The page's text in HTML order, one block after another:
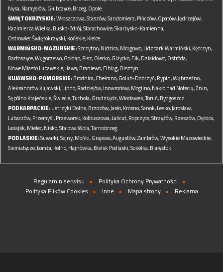
Nysa,Namysłów,Głubczyce,Brzeg,Opole.
ŚWIĘTOKRZYSKIE:Włoszczowa,Staszów,Sandomierz,Pińczów,Opatów,Jędrzejów,
Kazimierza Wielka,Busko-Zdrój,Starachowice,Skarżysko-Kamienna,
Ostrowiec Świętokrzyski,Końskie,Kielce.
WARMIŃSKO-MAZURSKIE:Szczytno,Nidzica,Mrągowo,Lidzbark Warmiński,Kętrzyn,
Bartoszyce,Węgorzewo,Gołdap,Pisz,Olecko,Giżycko,Ełk,Działdowo,Ostróda,
Nowe Miasto Lubawskie,Iława,Braniewo,Elbląg,Olsztyn.
KUJAWSKO-POMORSKIE:Brodnica,Chełmno,Golub-Dobrzyń,Rypin,Wąbrzeźno,
Aleksandrów Kujawski,Lipno,Radziejów,Inowrocław,Mogilno,Nakło nad Notecią,Żnin,
Sępólno Krajeńskie,Świecie,Tuchola,Grudziądz,Włocławek,Toruń,Bydgoszcz.
PODKARPACKIE:Ustrzyki Dolne,Brzozów,Jasło,Krosno,Sanok,Lesko,Jarosław,
Lubaczów,Przemyśl,Przeworsk,Kolbuszowa,Łańcut,Ropczyce,Strzyżów,Rzeszów,Dębica,
Leżajsk,Mielec,Nisko,Stalowa Wola,Tarnobrzeg.
PODLASKIE:Suwałki,Sejny,Mońki,Grajewo,Augustów,Zambrów,Wysokie Mazowieckie,
Siemiatycze,Łomża,Kolno,Hajnówka,Bielsk Podlaski,Sokółka,Białystok.
Regulamin serwisu
Polityka Ochrony Prywatności
Polityka Plików Cookies
Inne Mapa strony Reklama